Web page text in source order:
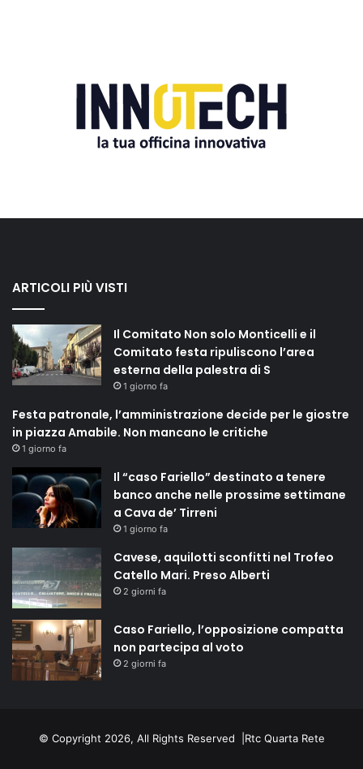
ARTICOLI PIÙ VISTI
Il Comitato Non solo Monticelli e il
Comitato festa ripuliscono l’area
esterna della palestra di S
1 giorno fa
Festa patronale, l’amministrazione decide per le giostre
in piazza Amabile. Non mancano le critiche
1 giorno fa
Il “caso Fariello” destinato a tenere
banco anche nelle prossime settimane
a Cava de’ Tirreni
1 giorno fa
Cavese, aquilotti sconfitti nel Trofeo
Catello Mari. Preso Alberti
2 giorni fa
Caso Fariello, l’opposizione compatta
non partecipa al voto
2 giorni fa
© Copyright 2026, All Rights Reserved | Rtc Quarta Rete